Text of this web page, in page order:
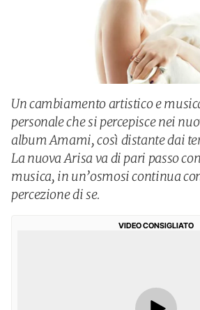
Un cambiamento artistico e
personale che si percepisce nei
album Amami, così distante dai
La nuova Arisa va di pari passo
musica, in un’osmosi continua
percezione di se.
VIDEO CONSIGLIATO